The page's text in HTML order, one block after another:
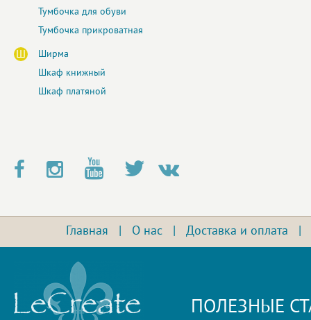
Тумбочка для обуви
Тумбочка прикроватная
Ш
Ширма
Шкаф книжный
Шкаф платяной
Главная О нас Доставка и оплата
ПОЛЕЗНЫЕ